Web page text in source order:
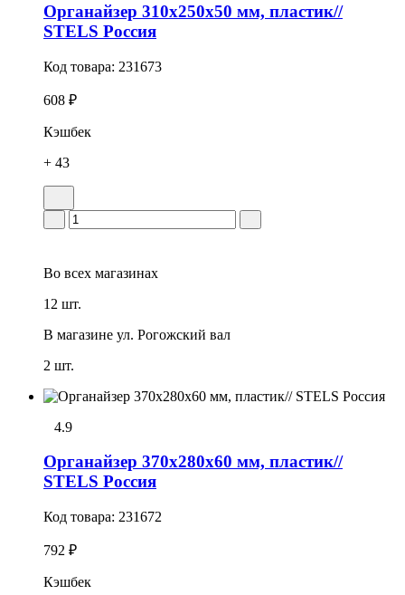
Органайзер 310х250х50 мм, пластик//
STELS Россия
Код товара: 231673
608 ₽
Кэшбек
+ 43
Во всех магазинах
12 шт.
В магазине ул. Рогожский вал
2 шт.
4.9
Органайзер 370х280х60 мм, пластик//
STELS Россия
Код товара: 231672
792 ₽
Кэшбек